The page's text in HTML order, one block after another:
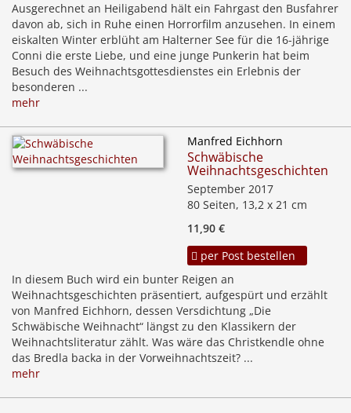
Ausgerechnet an Heiligabend hält ein Fahrgast den Busfahrer
davon ab, sich in Ruhe einen Horrorfilm anzusehen. In einem
eiskalten Winter erblüht am Halterner See für die 16-jährige
Conni die erste Liebe, und eine junge Punkerin hat beim
Besuch des Weihnachtsgottesdienstes ein Erlebnis der
besonderen ...
mehr
Manfred Eichhorn
Schwäbische
Weihnachtsgeschichten
September 2017
80 Seiten, 13,2 x 21 cm
11,90 €
per Post bestellen
In diesem Buch wird ein bunter Reigen an
Weihnachtsgeschichten präsentiert, aufgespürt und erzählt
von Manfred Eichhorn, dessen Versdichtung „Die
Schwäbische Weihnacht“ längst zu den Klassikern der
Weihnachtsliteratur zählt. Was wäre das Christkendle ohne
das Bredla backa in der Vorweihnachtszeit? ...
mehr